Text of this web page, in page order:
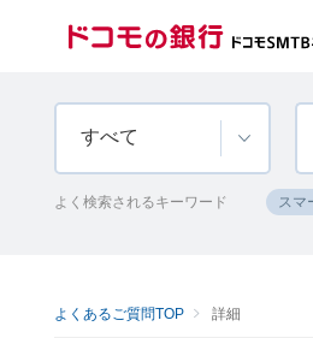
すべて
よく検索されるキーワード スマ
よくあるご質問TOP 詳細